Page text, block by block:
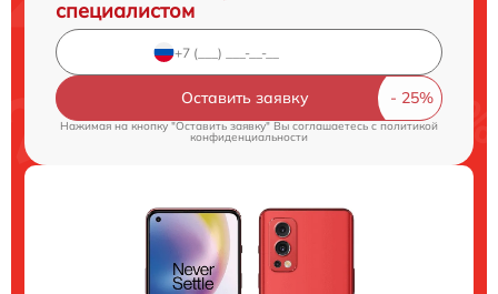
специалистом
Оставить заявку
Нажимая на кнопку "Оставить заявку" Вы соглашаетесь c политикой
конфиденциальности